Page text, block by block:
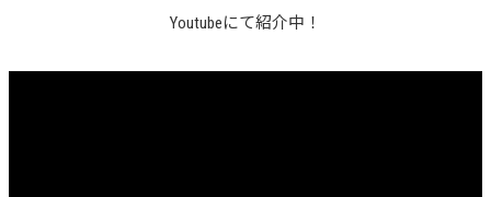
Youtubeにて紹介中！